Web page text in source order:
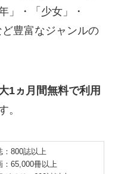
」・「少女」・
ど豊富なジャンルの
1ヵ月間無料で利用
。
：800誌以上
：65,000冊以上